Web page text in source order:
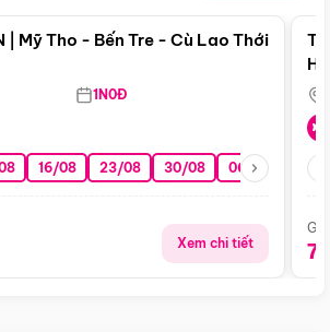
| Mỹ Tho - Bến Tre - Cù Lao Thới
1N0Đ
16/08 23/08 30/08 06/09 13/09
Xem chi tiết